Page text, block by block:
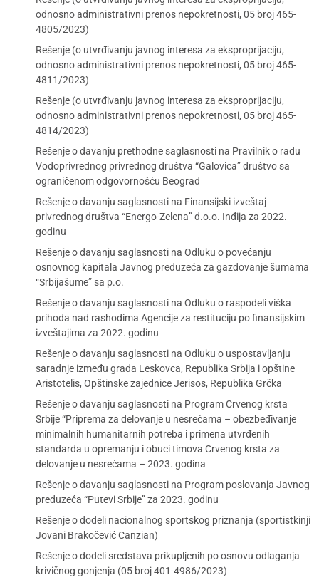
odnosno administrativni prenos nepokretnosti, 05 broj 465-
4805/2023)
Rešenje (o utvrđivanju javnog interesa za eksproprijaciju,
odnosno administrativni prenos nepokretnosti, 05 broj 465-
4811/2023)
Rešenje (o utvrđivanju javnog interesa za eksproprijaciju,
odnosno administrativni prenos nepokretnosti, 05 broj 465-
4814/2023)
Rešenje o davanju prethodne saglasnosti na Pravilnik o radu
Vodoprivrednog privrednog društva “Galovica” društvo sa
ograničenom odgovornošću Beograd
Rešenje o davanju saglasnosti na Finansijski izveštaj
privrednog društva “Energo-Zelena” d.o.o. Inđija za 2022.
godinu
Rešenje o davanju saglasnosti na Odluku o povećanju
osnovnog kapitala Javnog preduzeća za gazdovanje šumama
“Srbijašume” sa p.o.
Rešenje o davanju saglasnosti na Odluku o raspodeli viška
prihoda nad rashodima Agencije za restituciju po finansijskim
izveštajima za 2022. godinu
Rešenje o davanju saglasnosti na Odluku o uspostavljanju
saradnje između grada Leskovca, Republika Srbija i opštine
Aristotelis, Opštinske zajednice Jerisos, Republika Grčka
Rešenje o davanju saglasnosti na Program Crvenog krsta
Srbije “Priprema za delovanje u nesrećama – obezbeđivanje
minimalnih humanitarnih potreba i primena utvrđenih
standarda u opremanju i obuci timova Crvenog krsta za
delovanje u nesrećama – 2023. godina
Rešenje o davanju saglasnosti na Program poslovanja Javnog
preduzeća “Putevi Srbije” za 2023. godinu
Rešenje o dodeli nacionalnog sportskog priznanja (sportistkinji
Jovani Brakočević Canzian)
Rešenje o dodeli sredstava prikupljenih po osnovu odlaganja
krivičnog gonjenja (05 broj 401-4986/2023)